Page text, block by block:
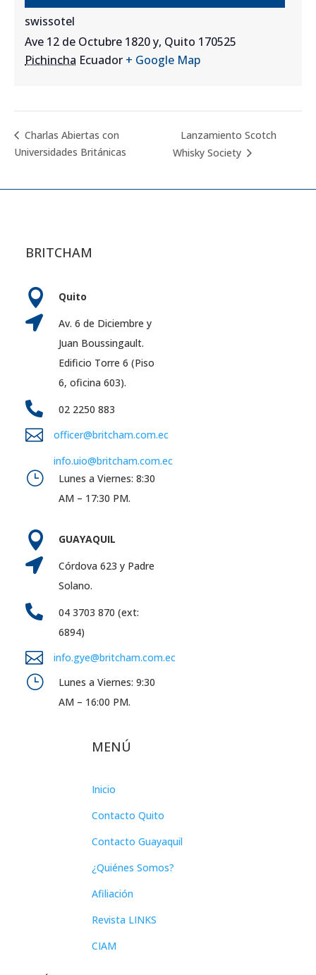
swissotel
Ave 12 de Octubre 1820 y, Quito 170525
Pichincha Ecuador + Google Map
Charlas Abiertas con
Universidades Británicas
Lanzamiento Scotch
Whisky Society
BRITCHAM
 Quito

Av. 6 de Diciembre y
Juan Boussingault.
Edificio Torre 6 (Piso
6, oficina 603).
 02 2250 883

officer@britcham.com.ec
info.uio@britcham.com.ec
}
Lunes a Viernes: 8:30
AM – 17:30 PM.
 GUAYAQUIL

Córdova 623 y Padre
Solano.

04 3703 870 (ext:
6894)
 info.gye@britcham.com.ec
}
Lunes a Viernes: 9:30
AM – 16:00 PM.
MENÚ
Inicio
Contacto Quito
Contacto Guayaquil
¿Quiénes Somos?
Afiliación
Revista LINKS
CIAM